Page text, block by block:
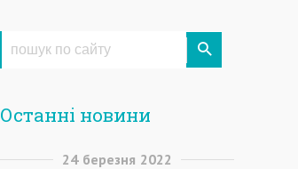
Останні новини
24 березня 2022